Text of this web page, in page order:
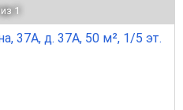
из 1
37А, д. 37А, 50 м², 1/5 эт.